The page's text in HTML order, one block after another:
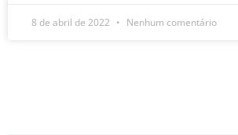
8 de abril de 2022 Nenhum comentário